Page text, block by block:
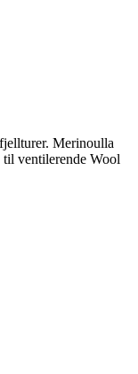
Merinoulla
til ventilerende Wool